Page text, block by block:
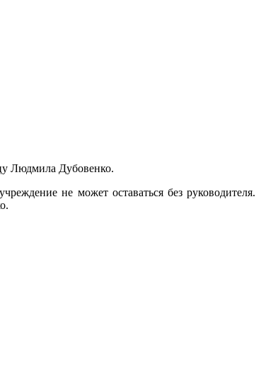
Людмила Дубовенко.
не может оставаться без руководителя.